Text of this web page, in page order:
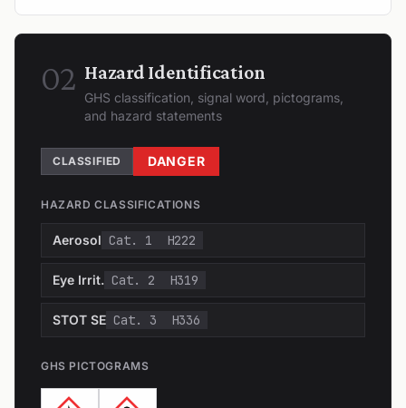
02 Hazard Identification
GHS classification, signal word, pictograms,
and hazard statements
CLASSIFIED DANGER
HAZARD CLASSIFICATIONS
Aerosol Cat. 1 H222
Eye Irrit. Cat. 2 H319
STOT SE Cat. 3 H336
GHS PICTOGRAMS